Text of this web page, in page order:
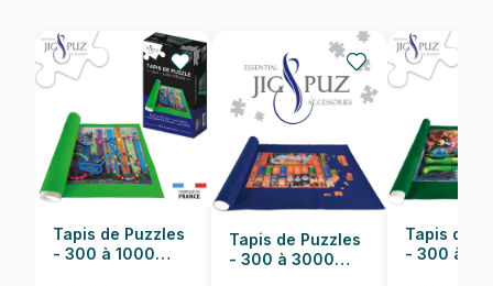
EAN 8590878532656
Nombre de pièces 1000 pièces
Dimensions 66 x 47 cm
Tapis de Puzzles
- 300 à 1000
Tapis de Puzzles
- 300 à 3000
Tapis de
- 300 à